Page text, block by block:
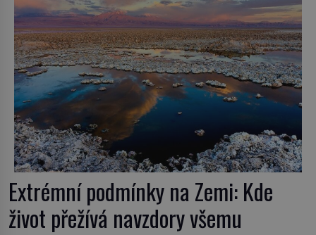
Většina lidí vnímá rákos jen jako obyčejnou kulisu
letního koupání. Stačí se však podívat […]
Extrémní podmínky na Zemi: Kde
život přežívá navzdory všemu